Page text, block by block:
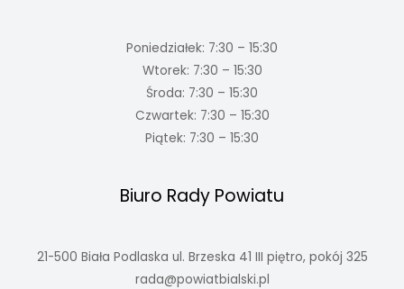
Poniedziałek: 7:30 – 15:30
Wtorek: 7:30 – 15:30
Środa: 7:30 – 15:30
Czwartek: 7:30 – 15:30
Piątek: 7:30 – 15:30
Biuro Rady Powiatu
21-500 Biała Podlaska ul. Brzeska 41 III piętro, pokój 325
rada@powiatbialski.pl